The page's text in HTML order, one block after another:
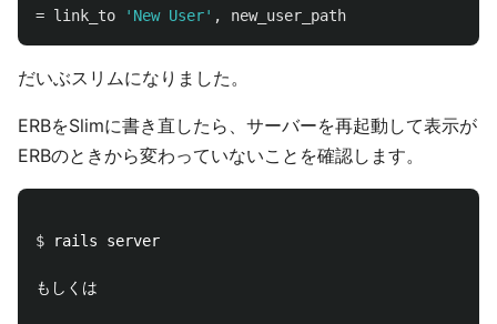
= link_to 'New User' , new_user_path
だいぶスリムになりました。
ERBをSlimに書き直したら、サーバーを再起動して表示が
ERBのときから変わっていないことを確認します。
$ rails server
もしくは